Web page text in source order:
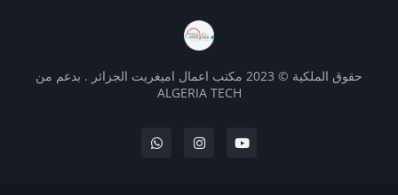
حقوق الملكية © 2023 مكتب اعمال اميغريت الجزائر . بدعم من
ALGERIA TECH